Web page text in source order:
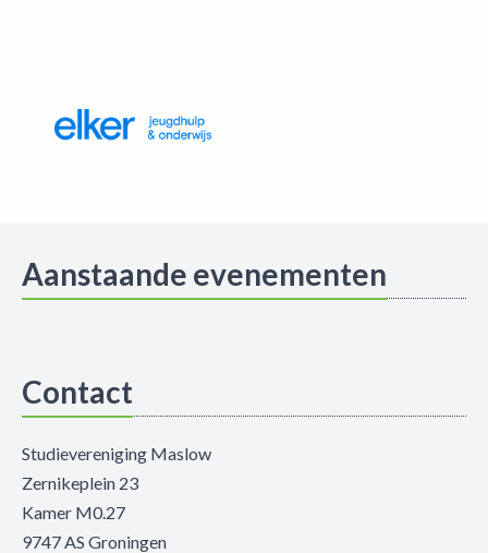
Aanstaande evenementen
Contact
Studievereniging Maslow
Zernikeplein 23
Kamer M0.27
9747 AS Groningen